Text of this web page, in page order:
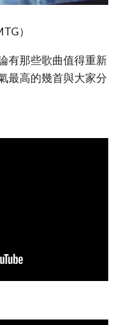
）
有那些歌曲值得重新
最高的幾首與大家分